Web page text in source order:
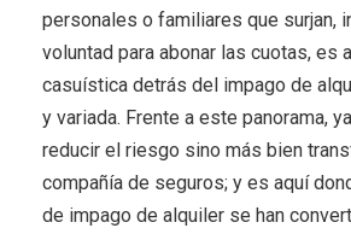
personales o familiares que surjan,
voluntad para abonar las cuotas, es
casuística detrás del impago de
y variada. Frente a este panorama,
reducir el riesgo sino más bien
compañía de seguros; y es aquí
de impago de alquiler se han